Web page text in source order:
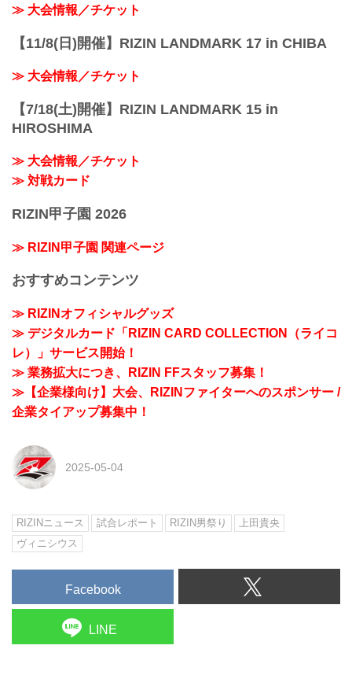
≫ 大会情報／チケット
【11/8(日)開催】RIZIN LANDMARK 17 in CHIBA
≫ 大会情報／チケット
【7/18(土)開催】RIZIN LANDMARK 15 in
HIROSHIMA
≫ 大会情報／チケット
≫ 対戦カード
RIZIN甲子園 2026
≫ RIZIN甲子園 関連ページ
おすすめコンテンツ
≫ RIZINオフィシャルグッズ
≫ デジタルカード「RIZIN CARD COLLECTION（ライコ
レ）」サービス開始！
≫ 業務拡大につき、RIZIN FFスタッフ募集！
≫【企業様向け】大会、RIZINファイターへのスポンサー /
企業タイアップ募集中！
2025-05-04
RIZINニュース 試合レポート RIZIN男祭り
上田貴央
ヴィニシウス
Facebook
LINE